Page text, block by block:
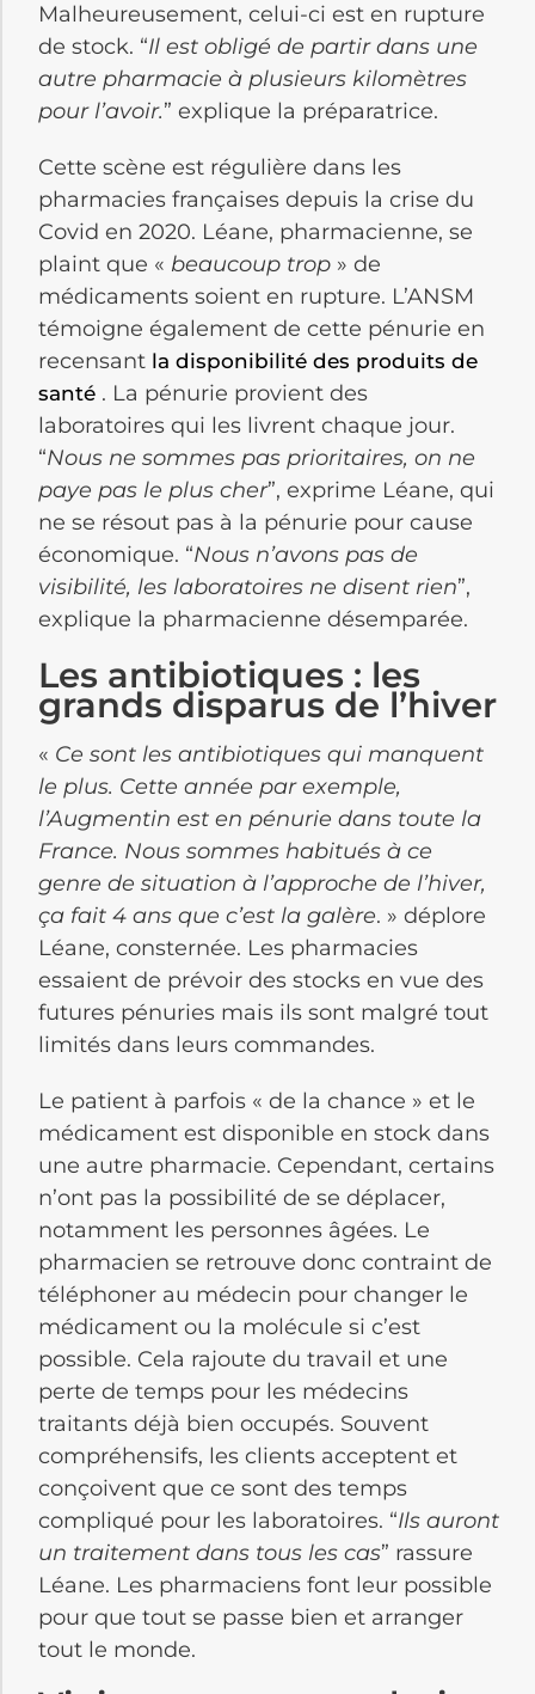
Malheureusement, celui-ci est en rupture
de stock. “Il est obligé de partir dans une
autre pharmacie à plusieurs kilomètres
pour l’avoir.” explique la préparatrice.
Cette scène est régulière dans les
pharmacies françaises depuis la crise du
Covid en 2020. Léane, pharmacienne, se
plaint que « beaucoup trop » de
médicaments soient en rupture. L’ANSM
témoigne également de cette pénurie en
recensant la disponibilité des produits de
santé . La pénurie provient des
laboratoires qui les livrent chaque jour.
“Nous ne sommes pas prioritaires, on ne
paye pas le plus cher”, exprime Léane, qui
ne se résout pas à la pénurie pour cause
économique. “Nous n’avons pas de
visibilité, les laboratoires ne disent rien”,
explique la pharmacienne désemparée.
Les antibiotiques : les
grands disparus de l’hiver
« Ce sont les antibiotiques qui manquent
le plus. Cette année par exemple,
l’Augmentin est en pénurie dans toute la
France. Nous sommes habitués à ce
genre de situation à l’approche de l’hiver,
ça fait 4 ans que c’est la galère. » déplore
Léane, consternée. Les pharmacies
essaient de prévoir des stocks en vue des
futures pénuries mais ils sont malgré tout
limités dans leurs commandes.
Le patient à parfois « de la chance » et le
médicament est disponible en stock dans
une autre pharmacie. Cependant, certains
n’ont pas la possibilité de se déplacer,
notamment les personnes âgées. Le
pharmacien se retrouve donc contraint de
téléphoner au médecin pour changer le
médicament ou la molécule si c’est
possible. Cela rajoute du travail et une
perte de temps pour les médecins
traitants déjà bien occupés. Souvent
compréhensifs, les clients acceptent et
conçoivent que ce sont des temps
compliqué pour les laboratoires. “Ils auront
un traitement dans tous les cas” rassure
Léane. Les pharmaciens font leur possible
pour que tout se passe bien et arranger
tout le monde.